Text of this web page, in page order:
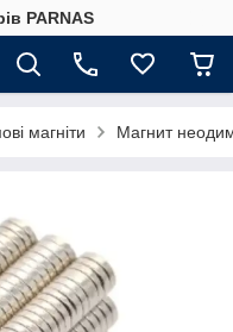
PARNAS
магніти Магнит